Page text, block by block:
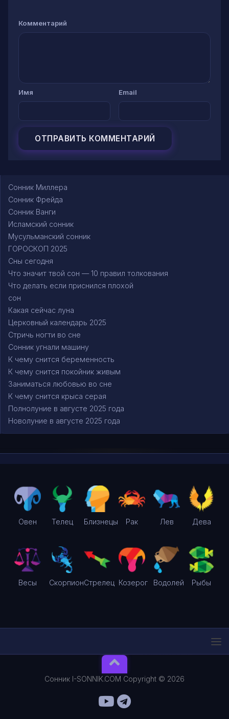
Комментарий
Имя Email
Сонник Миллера
Сонник Фрейда
Сонник Ванги
Исламский сонник
Мусульманский сонник
ГОРОСКОП 2025
Сны сегодня
Что значит твой сон — 10 правил толкования
Что делать если приснился плохой
сон
Какая сейчас луна
Церковный календарь 2025
Стричь ногти во сне
Сонник угнали машину
К чему снится беременность
К чему снится покойник живым
Заниматься любовью во сне
К чему снится крыса серая
Полнолуние в августе 2025 года
Новолуние в августе 2025 года
Овен Телец Близнецы Рак Лев Дева
Весы СкорпионСтрелец Козерог Водолей Рыбы
Сонник I-SONNIK.COM Copyright © 2026